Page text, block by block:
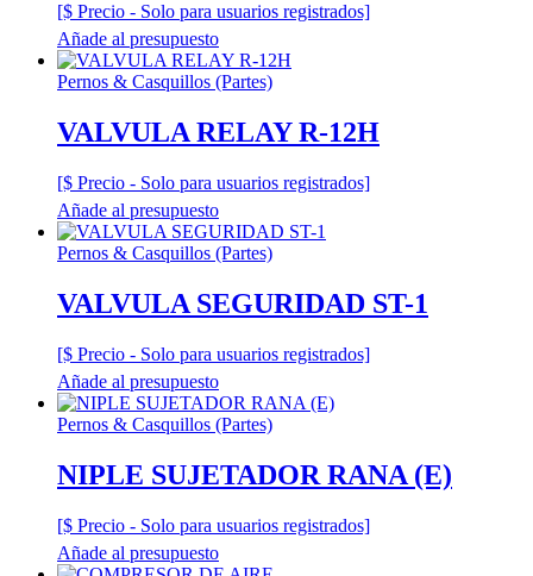
[$ Precio - Solo para usuarios registrados]
Añade al presupuesto
Pernos & Casquillos (Partes)
VALVULA RELAY R-12H
[$ Precio - Solo para usuarios registrados]
Añade al presupuesto
Pernos & Casquillos (Partes)
VALVULA SEGURIDAD ST-1
[$ Precio - Solo para usuarios registrados]
Añade al presupuesto
Pernos & Casquillos (Partes)
NIPLE SUJETADOR RANA (E)
[$ Precio - Solo para usuarios registrados]
Añade al presupuesto